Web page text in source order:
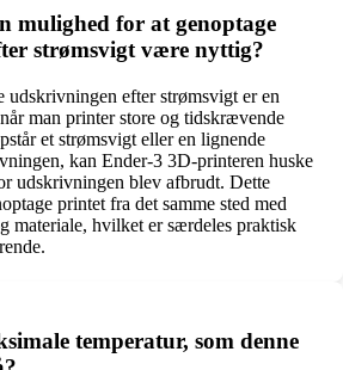
mulighed for at genoptage
strømsvigt være nyttig?
udskrivningen efter strømsvigt er en
man printer store og tidskrævende
et strømsvigt eller en lignende
kan Ender-3 3D-printeren huske
udskrivningen blev afbrudt. Dette
printet fra det samme sted med
materiale, hvilket er særdeles praktisk
temperatur, som denne